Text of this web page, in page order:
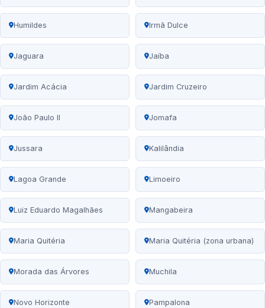
Humildes Irmã Dulce
Jaguara Jaíba
Jardim Acácia Jardim Cruzeiro
João Paulo II Jomafa
Jussara Kalilândia
Lagoa Grande Limoeiro
Luiz Eduardo Magalhães Mangabeira
Maria Quitéria Maria Quitéria (zona urbana)
Morada das Árvores Muchila
Novo Horizonte Pampalona